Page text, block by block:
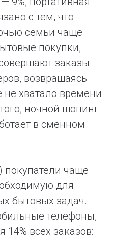
с тем, что
семьи чаще
покупки,
заказы
возвращаясь
не хватало времени
ночной шопинг
в сменном
покупатели чаще
для
бытовых задач.
телефоны,
14% всех заказов: